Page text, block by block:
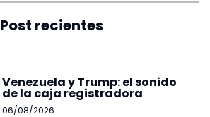
Post recientes
Venezuela y Trump: el sonido
de la caja registradora
06/08/2026